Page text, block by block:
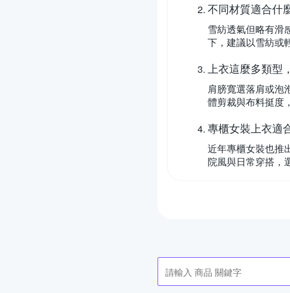
不同材質適合什
雪紡透氣但略有滑
下，建議以雪紡或
上衣這麼多類型
肩膀寬選落肩或泡
體剪裁與布料挺度
專櫃女裝上衣適
近年專櫃女裝也推
院風與日常穿搭，